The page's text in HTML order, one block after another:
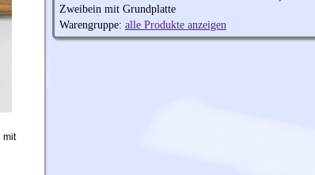
mit
Zweibein mit Grundplatte
Warengruppe: alle Produkte anzeigen